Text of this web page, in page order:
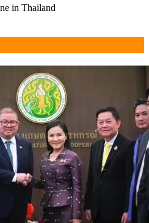
in Thailand